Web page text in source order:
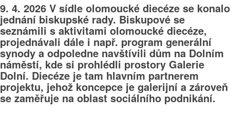
9. 4. 2026 V sídle olomoucké diecéze se konalo
jednání biskupské rady. Biskupové se
seznámili s aktivitami olomoucké diecéze,
projednávali dále i např. program generální
synody a odpoledne navštívili dům na Dolním
náměstí, kde si prohlédli prostory Galerie
Dolní. Diecéze je tam hlavním partnerem
projektu, jehož koncepce je galerijní a zároveň
se zaměřuje na oblast sociálního podnikání.